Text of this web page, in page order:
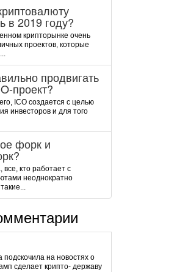
в 2019 году?
крипторынке очень
проектов, которые
продвигать
проект?
ICO создается с целью
инвесторов и для того
форк и
все, кто работает с
неоднократно
подскочила на новостях о
сделает крипто- державу